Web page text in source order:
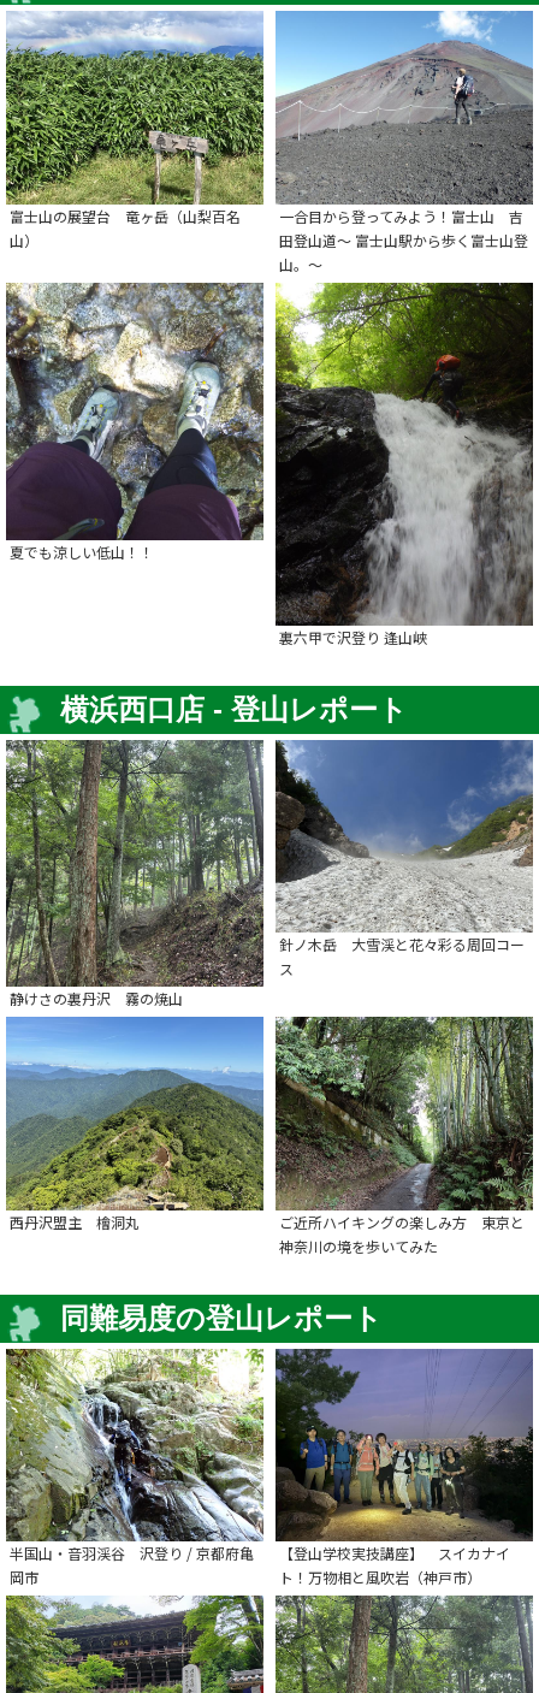
富士山の展望台 竜ヶ岳（山梨百名
山）
一合目から登ってみよう！富士山 吉
田登山道～ 富士山駅から歩く富士山登
山。～
夏でも涼しい低山！！
裏六甲で沢登り 逢山峡
横浜西口店 - 登山レポート
静けさの裏丹沢 霧の焼山
針ノ木岳 大雪渓と花々彩る周回コー
ス
西丹沢盟主 檜洞丸
ご近所ハイキングの楽しみ方 東京と
神奈川の境を歩いてみた
同難易度の登山レポート
半国山・音羽渓谷 沢登り / 京都府亀
岡市
【登山学校実技講座】 スイカナイ
ト！万物相と風吹岩（神戸市）